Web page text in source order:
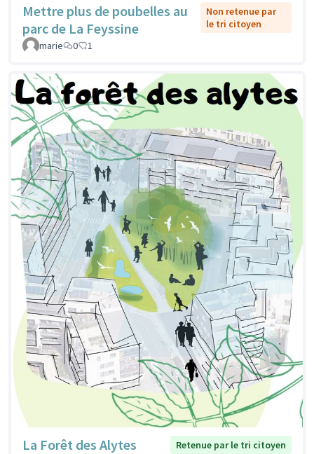
Mettre plus de poubelles au
parc de La Feyssine
Non retenue par
le tri citoyen
marie
0 1
La Forêt des Alytes
Retenue par le tri citoyen